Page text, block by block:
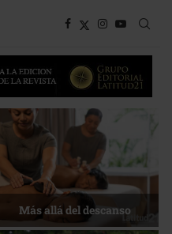
Energía que Impulsa la
competitividad